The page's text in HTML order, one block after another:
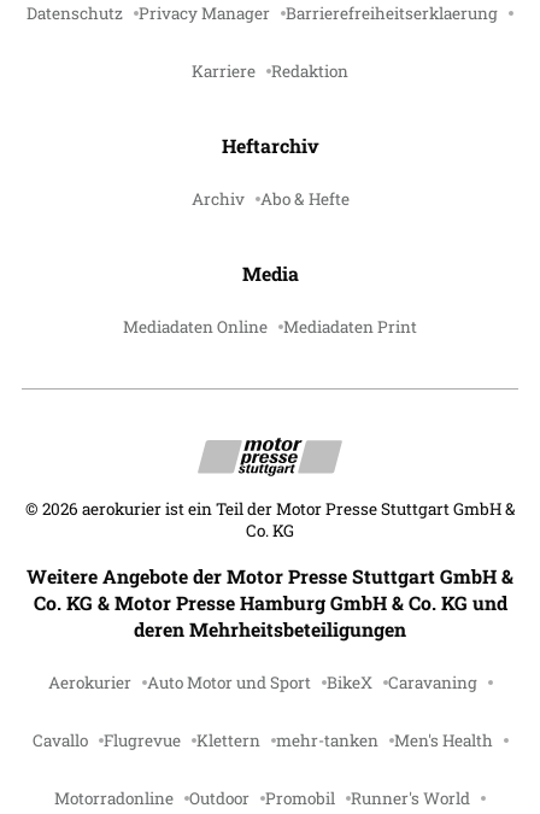
Datenschutz Privacy Manager Barrierefreiheitserklaerung
Karriere Redaktion
Heftarchiv
Archiv Abo & Hefte
Media
Mediadaten Online Mediadaten Print
© 2026 aerokurier ist ein Teil der Motor Presse Stuttgart GmbH &
Co. KG
Weitere Angebote der Motor Presse Stuttgart GmbH &
Co. KG & Motor Presse Hamburg GmbH & Co. KG und
deren Mehrheitsbeteiligungen
Aerokurier Auto Motor und Sport BikeX Caravaning
Cavallo Flugrevue Klettern mehr-tanken Men's Health
Motorradonline Outdoor Promobil Runner's World